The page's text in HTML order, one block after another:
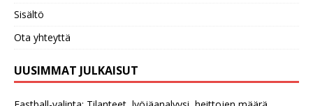
Sisältö
Ota yhteyttä
UUSIMMAT JULKAISUT